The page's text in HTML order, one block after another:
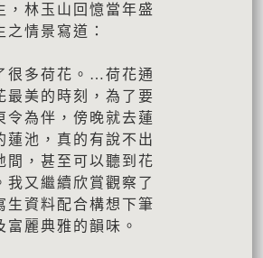
，林玉山回憶當年盛
情景寫道：
很多荷花。…荷花通
最美的時刻，為了要
令為伴，傍晚就去蓮
池，真的有說不出
間，甚至可以聽到花
又繼續欣賞觀察了
生資料配合構想下筆
麗典雅的韻味。